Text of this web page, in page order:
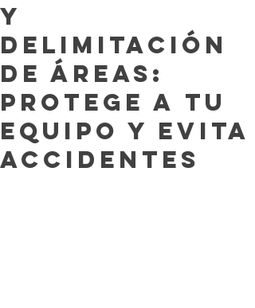
y
delimitación
de áreas:
protege a tu
equipo y evita
accidentes